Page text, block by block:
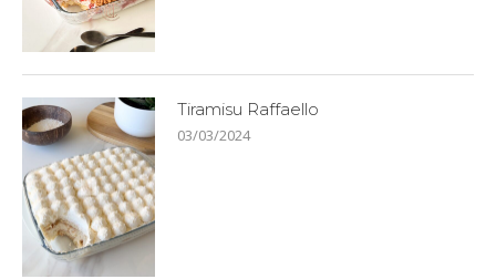
Tiramisu Raffaello
03/03/2024